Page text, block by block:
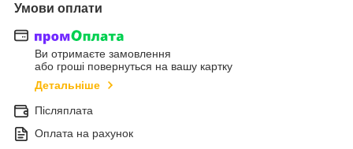
Умови оплати
Ви отримаєте замовлення
або гроші повернуться на вашу картку
Детальніше
Післяплата
Оплата на рахунок